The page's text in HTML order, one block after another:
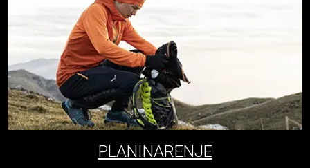
PLANINARENJE